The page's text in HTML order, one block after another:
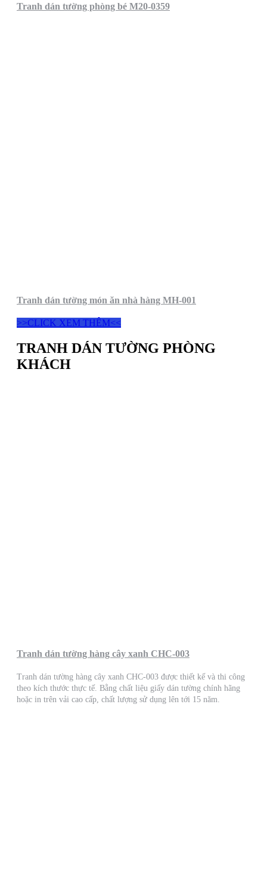
Tranh dán tường phòng bé M20-0359
Tranh dán tường món ăn nhà hàng MH-001
>>CLICK XEM THÊM<<
TRANH DÁN TƯỜNG PHÒNG
KHÁCH
Tranh dán tường hàng cây xanh CHC-003
Tranh dán tường hàng cây xanh CHC-003 được thiết kế và thi công
theo kích thước thực tế. Bằng chất liệu giấy dán tường chính hãng
hoặc in trên vải cao cấp, chất lượng sử dụng lên tới 15 năm.